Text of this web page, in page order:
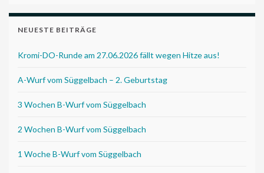
NEUESTE BEITRÄGE
Kromi-DO-Runde am 27.06.2026 fällt wegen Hitze aus!
A-Wurf vom Süggelbach – 2. Geburtstag
3 Wochen B-Wurf vom Süggelbach
2 Wochen B-Wurf vom Süggelbach
1 Woche B-Wurf vom Süggelbach